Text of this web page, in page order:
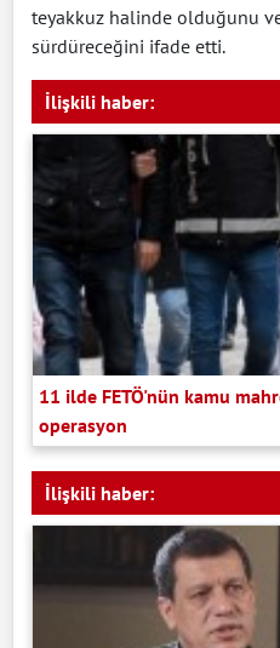
teyakkuz halinde olduğunu
sürdüreceğini ifade etti.
İlişkili haber:
11 ilde FETÖ'nün kamu
operasyon
İlişkili haber: